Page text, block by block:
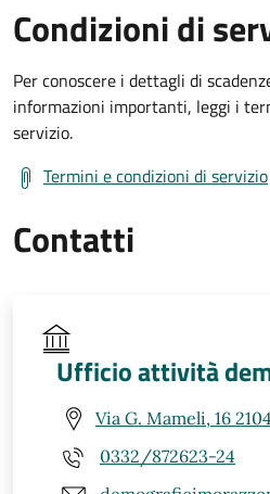
Condizioni di
Per conoscere i dettagli di
informazioni importanti, leggi i
servizio.
Termini e condizioni di servizio
Contatti
Ufficio attività
Via G. Mameli, 16
0332/872623-24